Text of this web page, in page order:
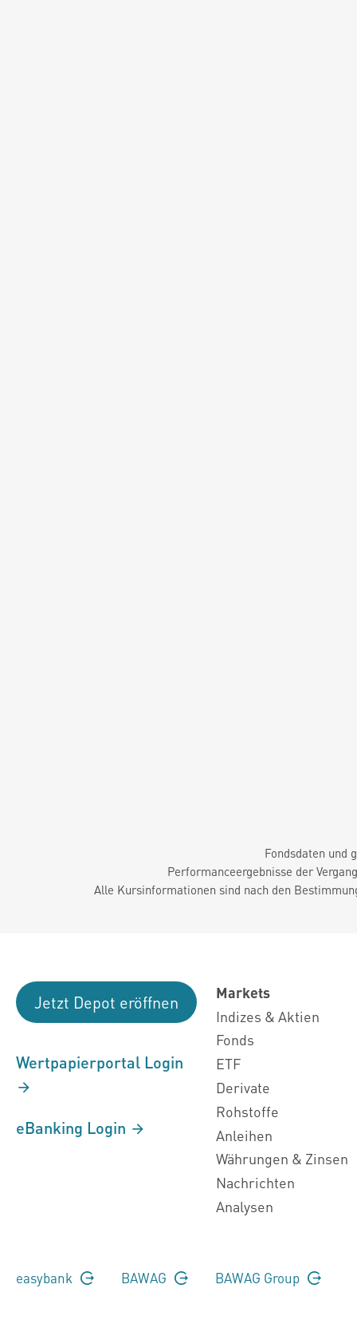
Fondsdaten und
Performanceergebnisse der
Alle Kursinformationen sind nach den
Jetzt Depot eröffnen
Wertpapierportal Login
eBanking Login
Markets
Indizes & Aktien
Fonds
ETF
Derivate
Rohstoffe
Anleihen
Währungen & Zinsen
Nachrichten
Analysen
easybank BAWAG BAWAG Group